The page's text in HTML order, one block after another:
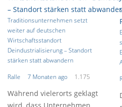
Traditionsunternehmen setzt
weiter auf deutschen
Wirtschaftsstandort
Deindustrialisierung – Standort
stärken statt abwandern
Ralle
7 Monaten ago 1.175
Während vielerorts geklagt